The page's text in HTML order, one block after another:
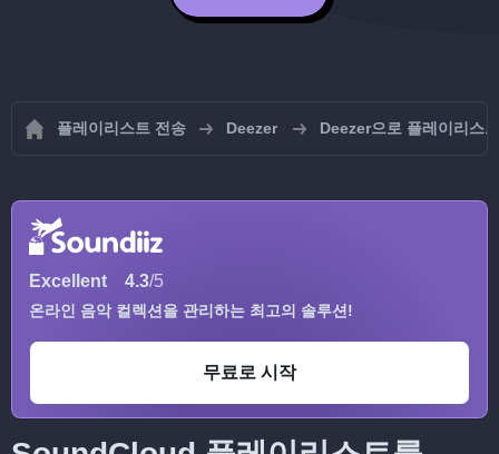
플레이리스트 전송 Deezer Deezer으로 플레이리스
Excellent 4.3/5
온라인 음악 컬렉션을 관리하는 최고의 솔루션!
무료로 시작